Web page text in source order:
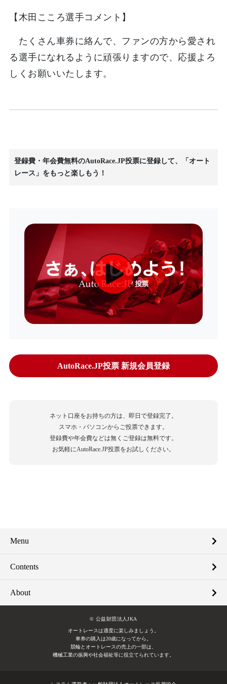
【木田こころ選手コメント】
たくさん車券に絡んで、ファンの方から愛され
る選手になれるように頑張りますので、応援よろ
しくお願いいたします。
登録費・年会費無料のAutoRace.JP投票に登録して、「オート
レース」をもっと楽しもう！
AutoRace.JP投票 新規会員登録
ネット口座をお持ちの方は、即日で登録完了。
スマホ・パソコンからご投票できます。
登録費や年会費などは無くご登録は無料です。
お気軽にAutoRace.JP投票をお試しください。
Menu
Contents
About
© 公益財団法人JKA
オートレースは適度に楽しみましょう。
車券の購入は20歳になってから。
競輪とオートレースの売上の一部は、
機械工業の振興や社会福祉等に役立てられています。